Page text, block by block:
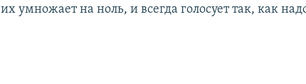
их умножает на ноль, и всегда голосует так, как